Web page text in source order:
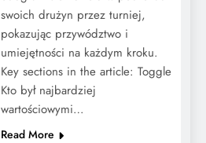
swoich drużyn przez turniej,
pokazując przywództwo i
umiejętności na każdym kroku.
Key sections in the article: Toggle
Kto był najbardziej
wartościowymi…
Read More